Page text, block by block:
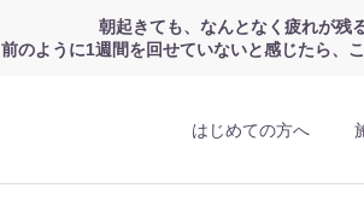
朝起きても、なんとなく疲れが残
前のように1週間を回せていないと感じたら、
はじめての方へ